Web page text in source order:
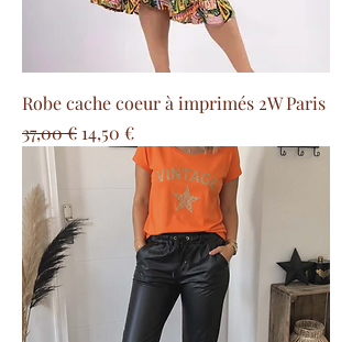
Robe cache coeur à imprimés 2W Paris
Prix original
37,00 € Prix promotionnel
14,50 €